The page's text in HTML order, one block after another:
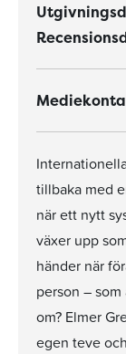
tillbaka med
när ett nytt
växer upp
händer när
person –
om? Elmer
egen teve